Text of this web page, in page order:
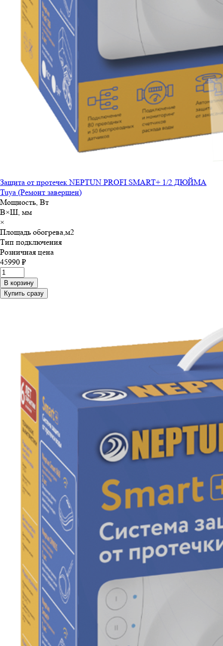
Защита от протечек NEPTUN PROFI SMART+ 1/2 ДЮЙМА
Tuya (Ремонт завершен)
Мощность, Вт
В×Ш, мм
×
Площадь обогрева,м2
Тип подключения
Розничная цена
45990 ₽
В корзину
Купить сразу